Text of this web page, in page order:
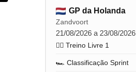
GP da Holanda
Zandvoort
21/08/2026 a 23/08/2026
🏋️‍♂️ Treino Livre 1
🏎️ Classificação Sprint